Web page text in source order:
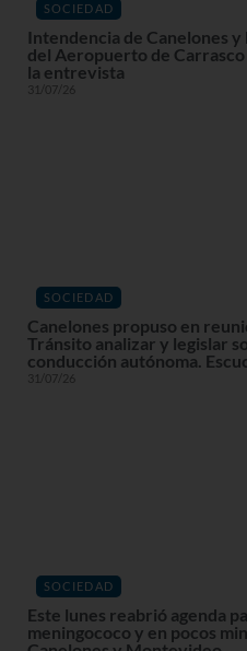
SOCIEDAD
Intendencia de Canelones
del Aeropuerto de
la entrevista
31/07/26
SOCIEDAD
Canelones propuso en
Tránsito analizar y legislar
conducción autónoma.
31/07/26
SOCIEDAD
Este lunes reabrió agenda
meningococo y en pocos